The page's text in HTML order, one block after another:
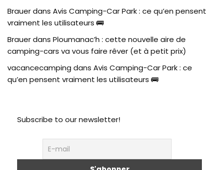
Brauerdans Avis Camping-Car Park : ce qu’en pensent
vraiment les utilisateurs 🚌
Brauerdans Ploumanac’h : cette nouvelle aire de
camping-cars va vous faire rêver (et à petit prix)
vacancecamping dans Avis Camping-Car Park : ce
qu’en pensent vraiment les utilisateurs 🚌
Subscribe to our newsletter!